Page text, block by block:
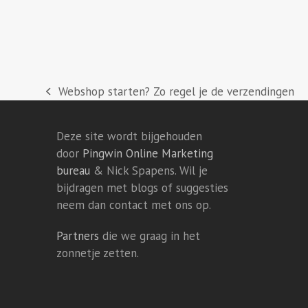
previous
Webshop starten? Zo regel je de verzendingen
Deze site wordt bijgehouden
door Pingwin Online Marketing
bureau & Nick Spapens. Wil je
bijdragen met blogs of suggesties
neem dan contact met ons op.
Partners die we graag in het
zonnetje zetten.